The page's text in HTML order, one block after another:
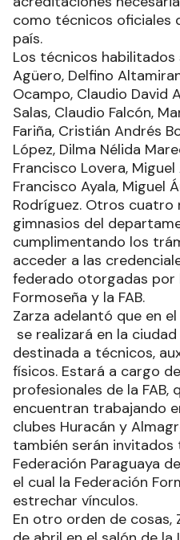
como técnicos oficiales
país.
Los técnicos habilitados
Agüero, Delfino
Ocampo, Claudio David
Salas, Claudio Falcón,
Fariña, Cristián Andrés
López, Dilma Nélida
Francisco Lovera,
Francisco Ayala, Miguel
Rodríguez. Otros cuatro
gimnasios del
cumplimentando los
acceder a las
federado otorgadas por
Formoseña y la FAB.
Zarza adelantó que en
se realizará en la
destinada a técnicos,
físicos. Estará a cargo
profesionales de la FAB,
encuentran trabajando
clubes Huracán y
también serán invitados
Federación Paraguaya
el cual la Federación
estrechar vínculos.
En otro orden de cosas,